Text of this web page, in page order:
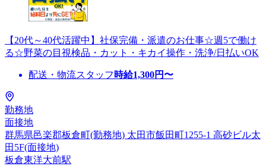
【20代～40代活躍中】社保完備・派遣のお仕事☆週5で働け
る☆野菜の目視検品・カット・キカイ操作・洗浄/日払いOK
配送・物流スタッフ 時給1,300円〜
勤務地
面接地
群馬県邑楽郡板倉町(勤務地) 太田市飯田町1255-1 高砂ビル太
田5F(面接地)
板倉東洋大前駅